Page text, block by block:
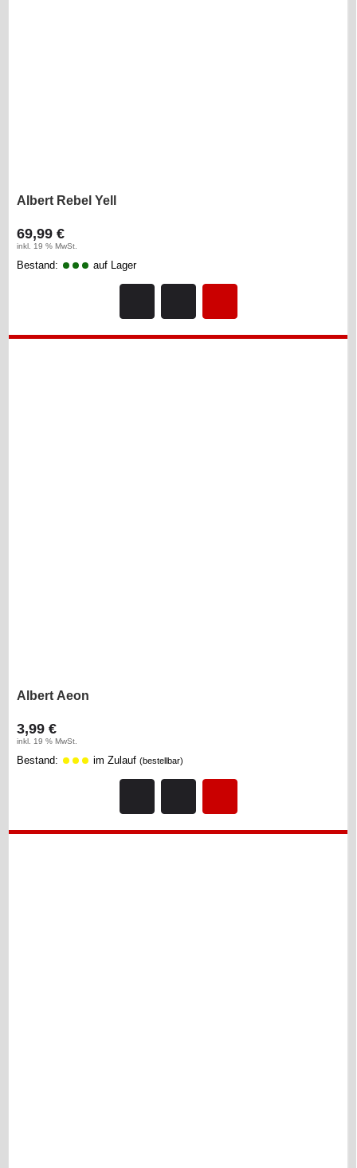
Albert Rebel Yell
69,99 €
inkl. 19 % MwSt.
Bestand: auf Lager
Albert Aeon
3,99 €
inkl. 19 % MwSt.
Bestand: im Zulauf (bestellbar)